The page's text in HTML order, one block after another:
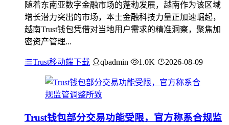
随着东南亚数字金融市场的蓬勃发展，越南作为该区域
增长潜力突出的市场，本土金融科技力量正加速崛起，
越南Trust钱包凭借对当地用户需求的精准洞察，聚焦加
密资产管理...
Trust移动端下载 qbadmin 1.0K 2026-08-09
Trust钱包部分交易功能受限，官方称系合规监